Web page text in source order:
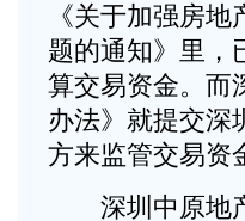
《关于加强房
题的通知》里，
算交易资金。而
办法》就提交深
方来监管交易资
深圳中原地产